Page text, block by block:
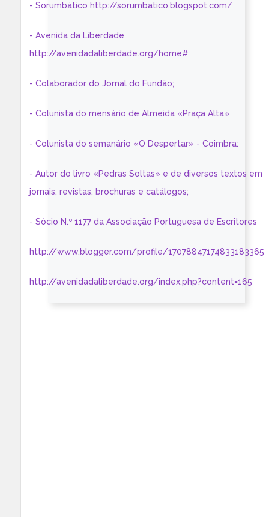
- Sorumbático http://sorumbatico.blogspot.com/
- Avenida da Liberdade
http://avenidadaliberdade.org/home#
- Colaborador do Jornal do Fundão;
- Colunista do mensário de Almeida «Praça Alta»
- Colunista do semanário «O Despertar» - Coimbra:
- Autor do livro «Pedras Soltas» e de diversos textos em
jornais, revistas, brochuras e catálogos;
- Sócio N.º 1177 da Associação Portuguesa de Escritores
http://www.blogger.com/profile/17078847174833183365
http://avenidadaliberdade.org/index.php?content=165